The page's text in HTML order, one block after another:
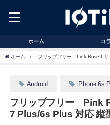
ホーム コ
ホーム フリップフリー Pink Rose Lサ
Android iPhone 6s
フリップフリー Pink
7 Plus/6s Plus 対応 縦